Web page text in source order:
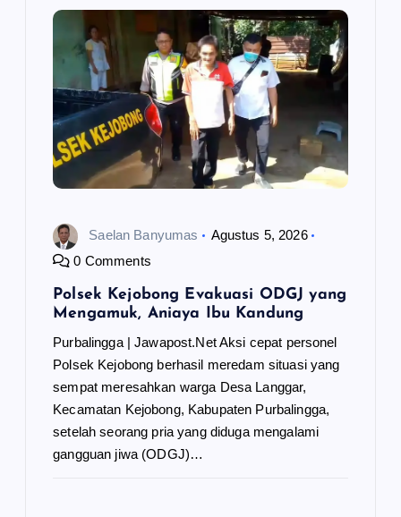
Saelan Banyumas
Agustus 5, 2026
0 Comments
Polsek Kejobong Evakuasi ODGJ yang
Mengamuk, Aniaya Ibu Kandung
Purbalingga | Jawapost.Net Aksi cepat personel
Polsek Kejobong berhasil meredam situasi yang
sempat meresahkan warga Desa Langgar,
Kecamatan Kejobong, Kabupaten Purbalingga,
setelah seorang pria yang diduga mengalami
gangguan jiwa (ODGJ)…